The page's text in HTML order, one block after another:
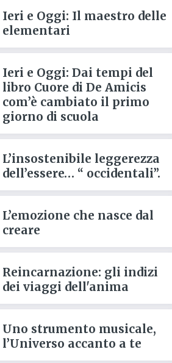
Ieri e Oggi: Il maestro delle
elementari
Ieri e Oggi: Dai tempi del
libro Cuore di De Amicis
com’è cambiato il primo
giorno di scuola
L’insostenibile leggerezza
dell’essere… “ occidentali”.
L’emozione che nasce dal
creare
Reincarnazione: gli indizi
dei viaggi dell'anima
Uno strumento musicale,
l’Universo accanto a te